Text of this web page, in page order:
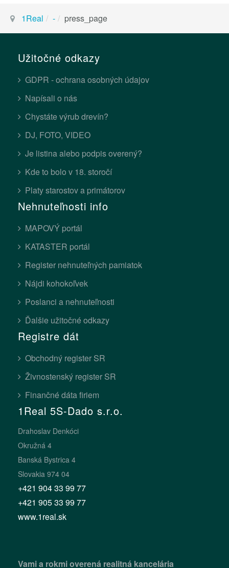
1Real - press_page
Užitočné odkazy
GDPR - ochrana osobných údajov
Napísali o nás
Chystáte výrub drevín?
DJ, FOTO, VIDEO
Je listina alebo podpis overený?
Kde to bolo v 18. storočí
Platy starostov a primátorov
Nehnuteľnosti info
MAPOVÝ portál
KATASTER portál
Register nehnuteľných pamiatok
Nájdi kohokoľvek
Poslanci a nehnuteľnosti
Ďalšie užitočné odkazy
Registre dát
Obchodný register SR
Živnostenský register SR
Finančné dáta firiem
1Real 5S-Dado s.r.o.
Drahoslav Denkóci
Okružná 4
Banská Bystrica 4
Slovakia 974 04
+421 904 33 99 77
+421 905 33 99 77
www.1real.sk
Vami a rokmi overená realitná kancelária